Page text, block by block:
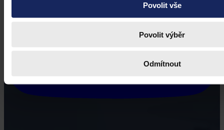
Povolit vše
Povolit výběr
Odmítnout